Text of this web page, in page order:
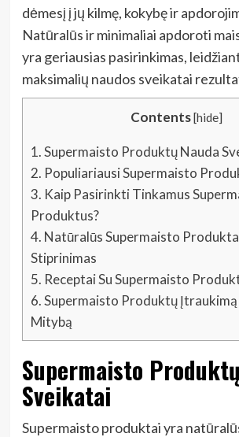
dėmesį į jų kilmę, kokybę ir
Natūralūs ir minimaliai apdoroti
yra geriausias pasirinkimas,
maksimalių naudos sveikatai
Contents[hide]
1.Supermaisto Produktų Nauda
2. Populiariausi Supermaisto
3. Kaip Pasirinkti Tinkamus
Produktus?
4. Natūralūs Supermaisto
Stiprinimas
5. Receptai Su Supermaisto
6.Supermaisto Produktų Įtraukimą
Mitybą
Supermaisto
Sveikatai
Supermaisto produktai yra